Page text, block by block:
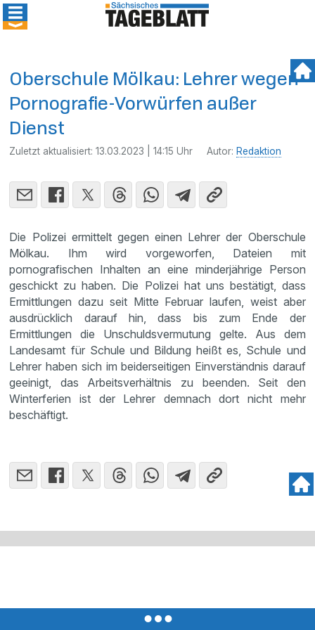
Oberschule Mölkau: Lehrer wegen
Pornografie-Vorwürfen außer
Dienst
Zuletzt aktualisiert:13.03.2023 | 14:15 Uhr Autor: Redaktion
Die Polizei ermittelt gegen einen Lehrer der Oberschule
Mölkau. Ihm wird vorgeworfen, Dateien mit
pornografischen Inhalten an eine minderjährige Person
geschickt zu haben. Die Polizei hat uns bestätigt, dass
Ermittlungen dazu seit Mitte Februar laufen, weist aber
ausdrücklich darauf hin, dass bis zum Ende der
Ermittlungen die Unschuldsvermutung gelte. Aus dem
Landesamt für Schule und Bildung heißt es, Schule und
Lehrer haben sich im beiderseitigen Einverständnis darauf
geeinigt, das Arbeitsverhältnis zu beenden. Seit den
Winterferien ist der Lehrer demnach dort nicht mehr
beschäftigt.